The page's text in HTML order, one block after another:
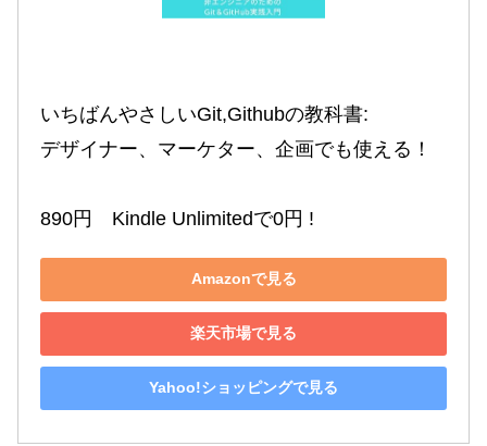
いちばんやさしいGit,Githubの教科書:
デザイナー、マーケター、企画でも使える！
890円　Kindle Unlimitedで0円 !
Amazonで見る
楽天市場で見る
Yahoo!ショッピングで見る